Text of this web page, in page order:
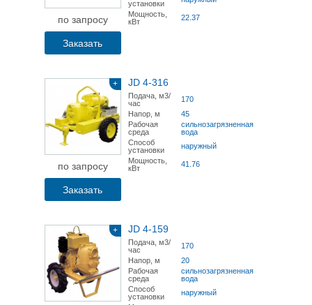
по запросу
Заказать
установки
Мощность,
кВт
22.37
+
по запросу
Заказать
JD 4-316
Подача, м3/
час
170
Напор, м
45
Рабочая
среда
сильнозагрязненная
вода
Способ
установки
наружный
Мощность,
кВт
41.76
+ JD 4-159
Подача, м3/
час
170
Напор, м
20
Рабочая
среда
сильнозагрязненная
вода
Способ
установки
наружный